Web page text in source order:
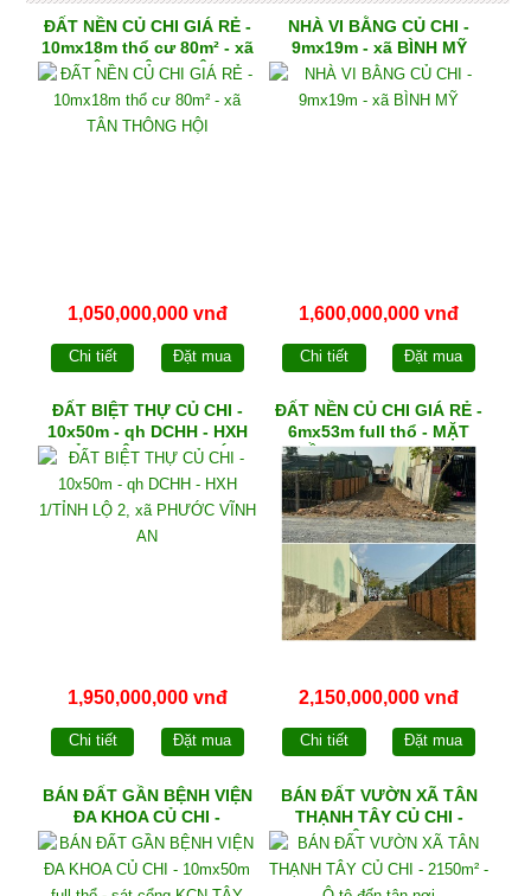
ĐẤT NỀN CỦ CHI GIÁ RẺ -
10mx18m thổ cư 80m² - xã
TÂN THÔNG HỘI
1,050,000,000 vnđ
Chi tiết Đặt mua
NHÀ VI BẰNG CỦ CHI -
9mx19m - xã BÌNH MỸ
1,600,000,000 vnđ
Chi tiết Đặt mua
ĐẤT BIỆT THỰ CỦ CHI -
10x50m - qh DCHH - HXH
1/TỈNH LỘ 2, xã PHƯỚC
VĨNH AN
1,950,000,000 vnđ
Chi tiết Đặt mua
ĐẤT NỀN CỦ CHI GIÁ RẺ -
6mx53m full thổ - MẶT
TIỀN đường NHỰA xã
PHẠM VĂN CỘI
2,150,000,000 vnđ
Chi tiết Đặt mua
BÁN ĐẤT GẦN BỆNH VIỆN
ĐA KHOA CỦ CHI -
10mx50m full thổ - sát
cổng KCN TÂY BẮC CỦ
CHI
BÁN ĐẤT VƯỜN XÃ TÂN
THẠNH TÂY CỦ CHI -
2150m² - Ô tô đến tận nơi